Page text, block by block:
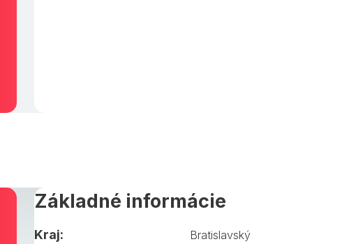
Základné informácie
Kraj:
Bratislavský